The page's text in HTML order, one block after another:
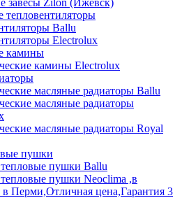
завесы Zilon (Ижевск)
тепловентиляторы
Ballu
Electrolux
камины
камины Electrolux
масляные радиаторы Ballu
масляные радиаторы
масляные радиаторы Royal
пушки
пушки Ballu
пушки Neoclima ,в
Перми,Отличная цена,Гарантия 3